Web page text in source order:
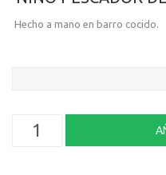
Hecho a mano en